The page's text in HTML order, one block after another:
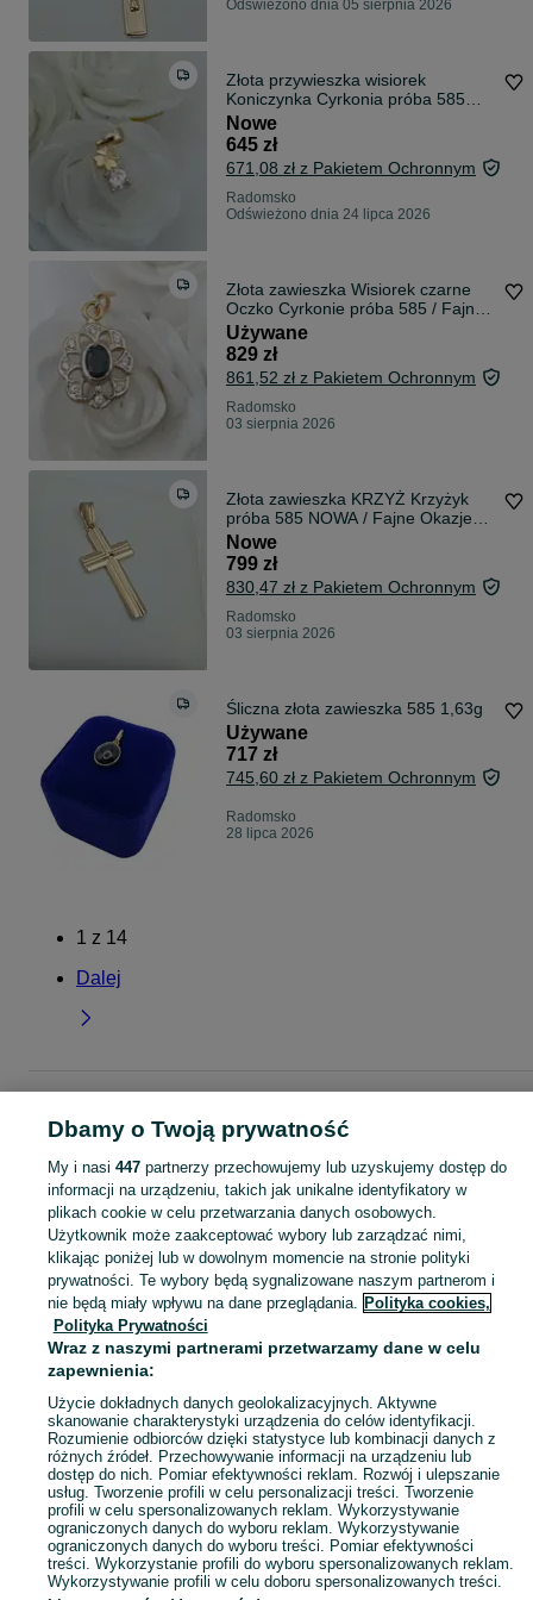
Odświeżono dnia 05 sierpnia 2026
Złota przywieszka wisiorek
Koniczynka Cyrkonia próba 585
/Fajne Okazje
Nowe
645 zł
671,08 zł z Pakietem Ochronnym
Radomsko
Odświeżono dnia 24 lipca 2026
Złota zawieszka Wisiorek czarne
Oczko Cyrkonie próba 585 / Fajne
Okazje
Używane
829 zł
861,52 zł z Pakietem Ochronnym
Radomsko
03 sierpnia 2026
Złota zawieszka KRZYŻ Krzyżyk
próba 585 NOWA / Fajne Okazje
Radomsko
Nowe
799 zł
830,47 zł z Pakietem Ochronnym
Radomsko
03 sierpnia 2026
Śliczna złota zawieszka 585 1,63g
Używane
717 zł
745,60 zł z Pakietem Ochronnym
Radomsko
28 lipca 2026
1 z 14
Dalej
Radomsko
KATEGORIA
Zobacz
Mapa kategorii
Mapa miejscowości
Mapa ministron
Popularne wyszukiwania
Dbamy o Twoją prywatność
My i nasi 447partnerzy przechowujemy lub uzyskujemy dostęp do
informacji na urządzeniu, takich jak unikalne identyfikatory w
plikach cookie w celu przetwarzania danych osobowych.
Użytkownik może zaakceptować wybory lub zarządzać nimi,
klikając poniżej lub w dowolnym momencie na stronie polityki
prywatności. Te wybory będą sygnalizowane naszym partnerom i
nie będą miały wpływu na dane przeglądania. Polityka cookies,
Polityka Prywatności
Wraz z naszymi partnerami przetwarzamy dane w celu
zapewnienia:
Użycie dokładnych danych geolokalizacyjnych. Aktywne
skanowanie charakterystyki urządzenia do celów identyfikacji.
Rozumienie odbiorców dzięki statystyce lub kombinacji danych z
różnych źródeł. Przechowywanie informacji na urządzeniu lub
dostęp do nich. Pomiar efektywności reklam. Rozwój i ulepszanie
usług. Tworzenie profili w celu personalizacji treści. Tworzenie
profili w celu spersonalizowanych reklam. Wykorzystywanie
ograniczonych danych do wyboru reklam. Wykorzystywanie
ograniczonych danych do wyboru treści. Pomiar efektywności
treści. Wykorzystanie profili do wyboru spersonalizowanych reklam.
Wykorzystywanie profili w celu doboru spersonalizowanych treści.